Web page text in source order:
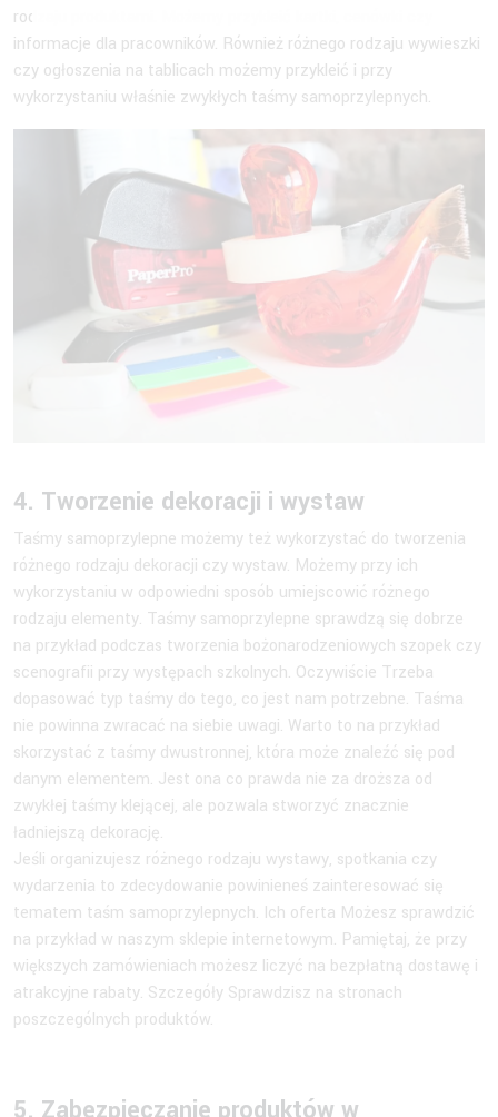
rodzaju produktami. Możemy przykleić kartki, cenówki czy
informacje dla pracowników. Również różnego rodzaju wywieszki
czy ogłoszenia na tablicach możemy przykleić i przy
wykorzystaniu właśnie zwykłych taśmy samoprzylepnych.
4. Tworzenie dekoracji i wystaw
Taśmy samoprzylepne możemy też wykorzystać do tworzenia
różnego rodzaju dekoracji czy wystaw. Możemy przy ich
wykorzystaniu w odpowiedni sposób umiejscowić różnego
rodzaju elementy. Taśmy samoprzylepne sprawdzą się dobrze
na przykład podczas tworzenia bożonarodzeniowych szopek czy
scenografii przy występach szkolnych. Oczywiście Trzeba
dopasować typ taśmy do tego, co jest nam potrzebne. Taśma
nie powinna zwracać na siebie uwagi. Warto to na przykład
skorzystać z taśmy dwustronnej, która może znaleźć się pod
danym elementem. Jest ona co prawda nie za droższa od
zwykłej taśmy klejącej, ale pozwala stworzyć znacznie
ładniejszą dekorację.
Jeśli organizujesz różnego rodzaju wystawy, spotkania czy
wydarzenia to zdecydowanie powinieneś zainteresować się
tematem taśm samoprzylepnych. Ich oferta Możesz sprawdzić
na przykład w naszym sklepie internetowym. Pamiętaj, że przy
większych zamówieniach możesz liczyć na bezpłatną dostawę i
atrakcyjne rabaty. Szczegóły Sprawdzisz na stronach
poszczególnych produktów.